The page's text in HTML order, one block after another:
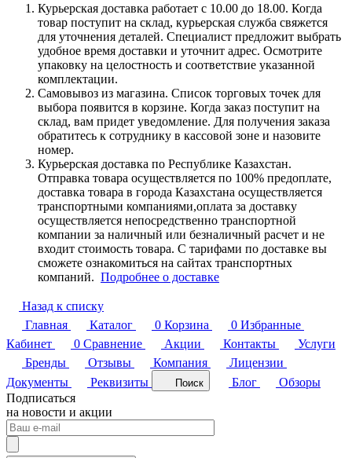
Курьерская доставка работает с 10.00 до 18.00. Когда
товар поступит на склад, курьерская служба свяжется
для уточнения деталей. Специалист предложит выбрать
удобное время доставки и уточнит адрес. Осмотрите
упаковку на целостность и соответствие указанной
комплектации.
Самовывоз из магазина. Список торговых точек для
выбора появится в корзине. Когда заказ поступит на
склад, вам придет уведомление. Для получения заказа
обратитесь к сотруднику в кассовой зоне и назовите
номер.
Курьерская доставка по Республике Казахстан.
Отправка товара осуществляется по 100% предоплате,
доставка товара в города Казахстана осуществляется
транспортными компаниями,оплата за доставку
осуществляется непосредственно транспортной
компании за наличный или безналичный расчет и не
входит стоимость товара. С тарифами по доставке вы
сможете ознакомиться на сайтах транспортных
компаний. Подробнее о доставке
Назад к списку
Главная
Каталог 0 Корзина 0 Избранные
Кабинет
0 Сравнение Акции Контакты
Услуги
Бренды
Отзывы Компания
Лицензии
Документы
Реквизиты Поиск Блог
Обзоры
Подписаться
на новости и акции